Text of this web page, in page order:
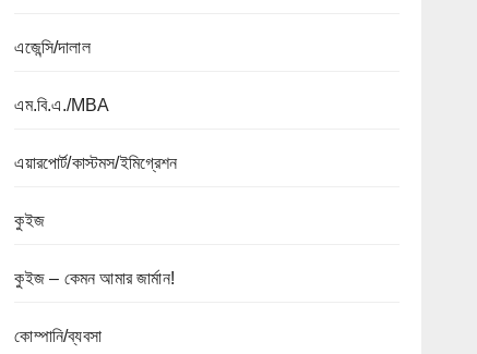
এজেন্সি/দালাল
এম.বি.এ./MBA
এয়ারপোর্ট/কাস্টমস/ইমিগ্রেশন
কুইজ
কুইজ – কেমন আমার জার্মান!
কোম্পানি/ব্যবসা